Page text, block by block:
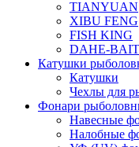
TIANYUAN
XIBU FENG
FISH KING
DAHE-BAIT
Катушки
Катушки
Чехлы для
Фонари
Навесные
Налобные